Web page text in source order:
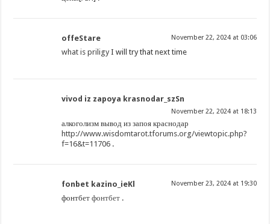
offeStare November 22, 2024 at 03:06
what is priligy I will try that next time
vivod iz zapoya krasnodar_szSn
November 22, 2024 at 18:13
алкоголизм вывод из запоя краснодар
http://www.wisdomtarot.tforums.org/viewtopic.php?
f=16&t=11706 .
fonbet kazino_ieKl November 23, 2024 at 19:30
фонтбетфонтбет .